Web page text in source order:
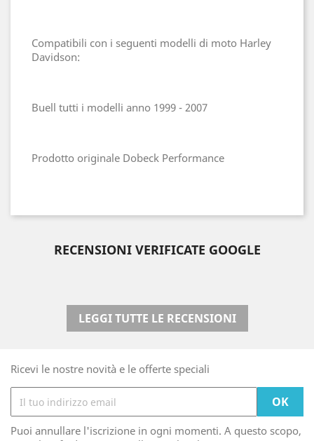
Compatibili con i seguenti modelli di moto Harley
Davidson:
Buell tutti i modelli anno 1999 - 2007
Prodotto originale Dobeck Performance
RECENSIONI VERIFICATE GOOGLE
LEGGI TUTTE LE RECENSIONI
Ricevi le nostre novità e le offerte speciali
Puoi annullare l'iscrizione in ogni momenti. A questo scopo,